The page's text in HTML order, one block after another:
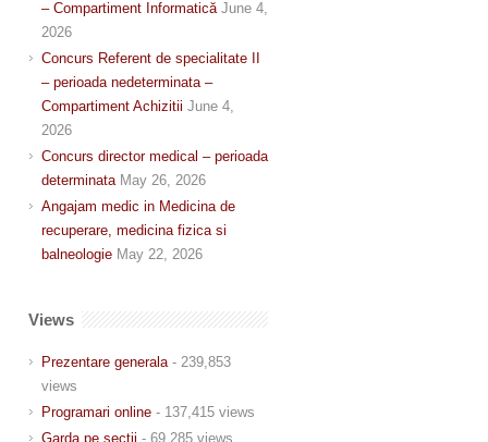
– Compartiment Informatică June 4,
2026
Concurs Referent de specialitate II
– perioada nedeterminata –
Compartiment Achizitii June 4,
2026
Concurs director medical – perioada
determinata May 26, 2026
Angajam medic in Medicina de
recuperare, medicina fizica si
balneologie May 22, 2026
Views
Prezentare generala- 239,853
views
Programari online - 137,415 views
Garda pe sectii - 69,285 views